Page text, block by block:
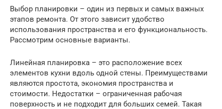
Выбор планировки – один из первых и самых важных
этапов ремонта. От этого зависит удобство
использования пространства и его функциональность.
Рассмотрим основные варианты.
Линейная планировка – это расположение всех
элементов кухни вдоль одной стены. Преимуществами
являются простота, экономия пространства и
стоимости. Недостатки – ограниченная рабочая
поверхность и не подходит для больших семей. Такая